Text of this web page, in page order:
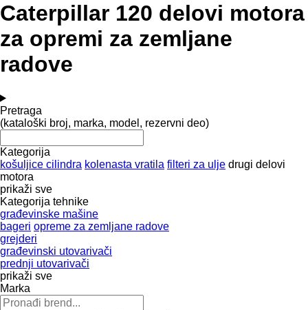
Caterpillar 120 delovi motora
za opremi za zemljane
radove
Pretraga
(kataloški broj, marka, model, rezervni deo)
Kategorija
košuljice cilindra kolenasta vratila filteri za ulje drugi delovi
motora
prikaži sve
Kategorija tehnike
građevinske mašine
bageri opreme za zemljane radove
grejderi
građevinski utovarivači
prednji utovarivači
prikaži sve
Marka